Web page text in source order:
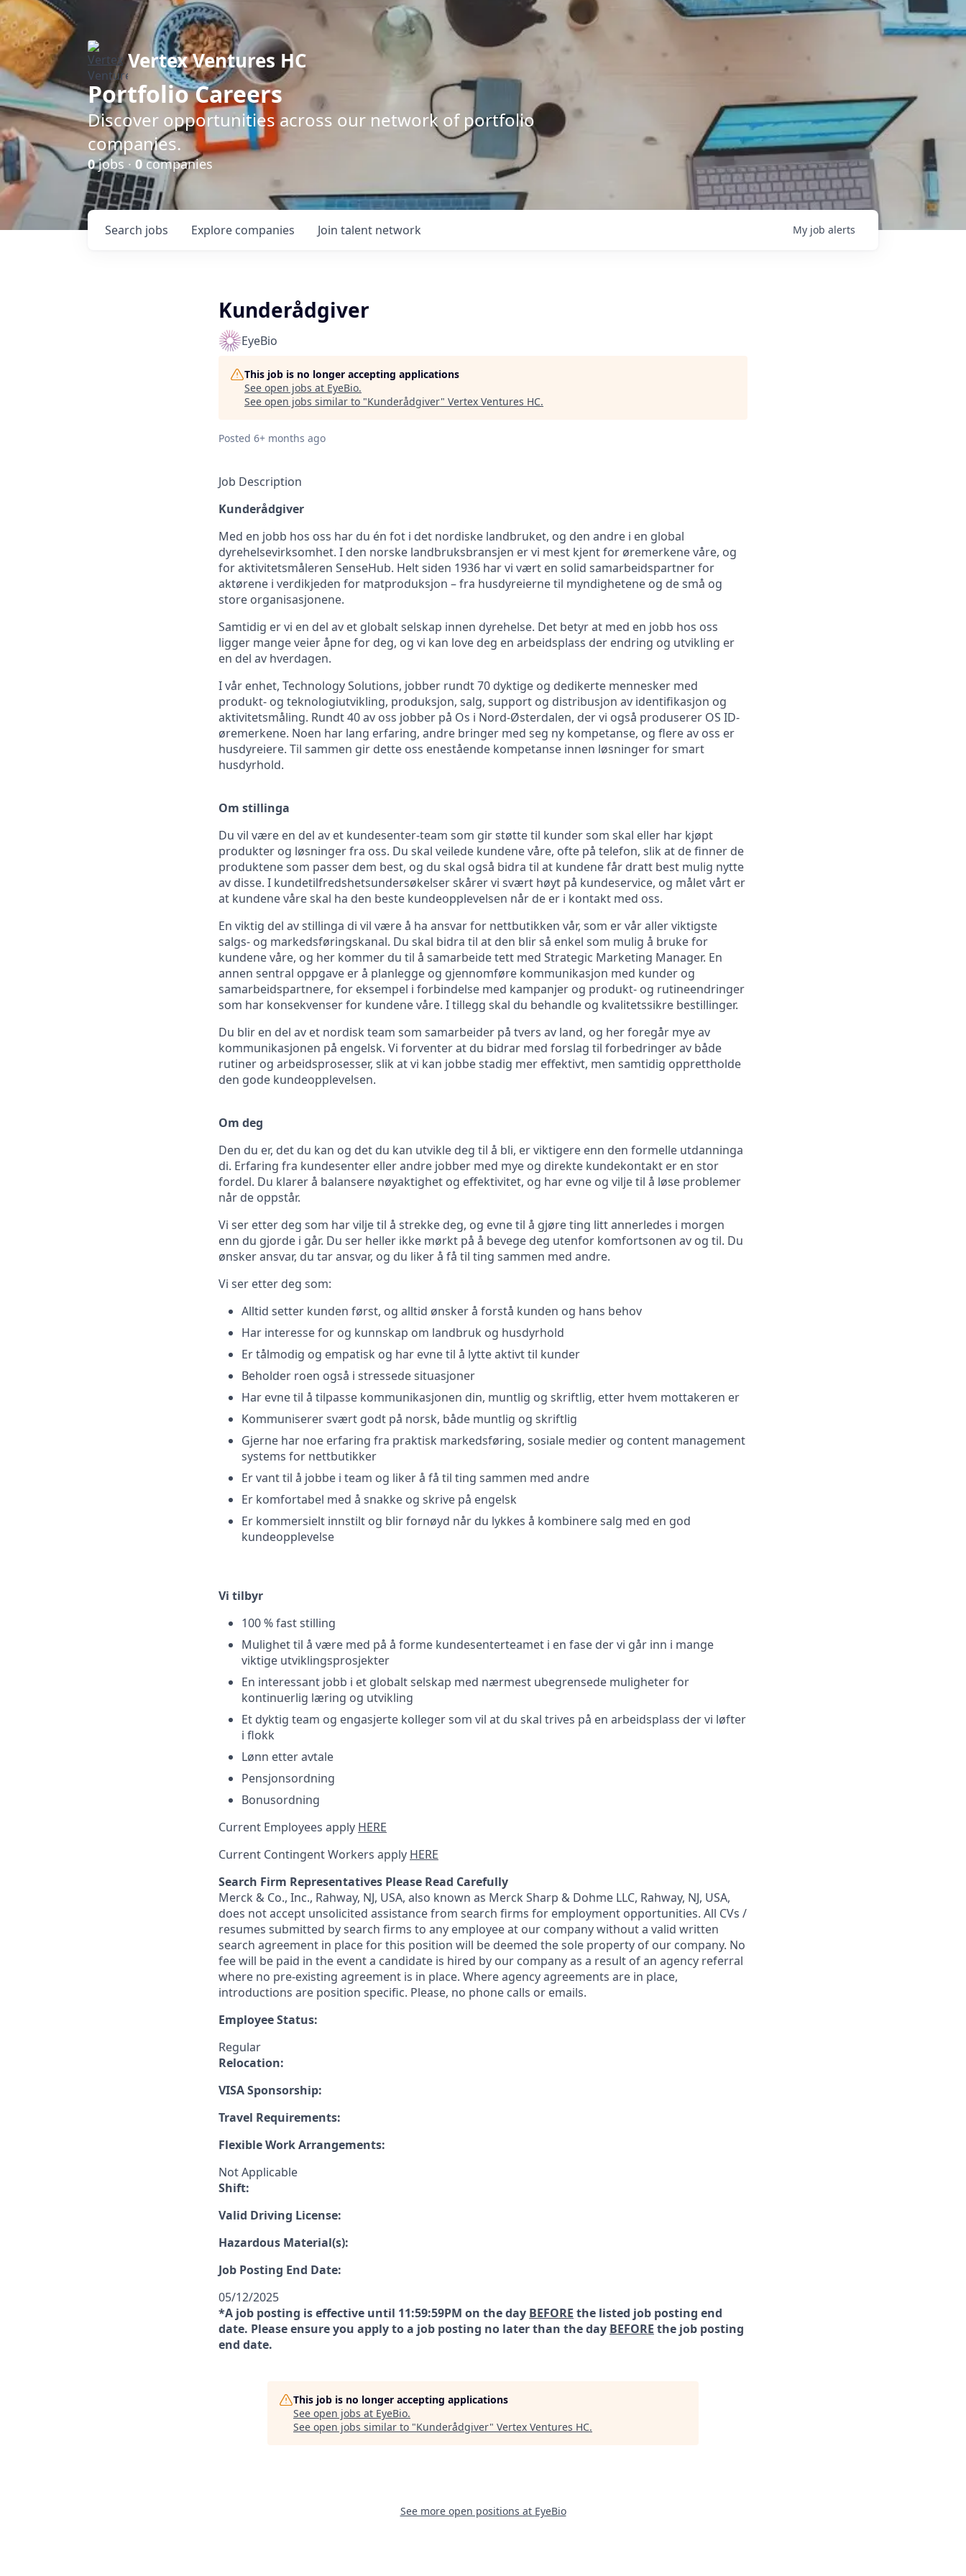
Vertex Ventures HC
Portfolio Careers
Discover opportunities across our network of portfolio
companies.
0jobs · 0companies
Search jobs Explore companies Join talent network My job alerts
Kunderådgiver
EyeBio
This job is no longer accepting applications
See open jobs at EyeBio.
See open jobs similar to "Kunderådgiver" Vertex Ventures HC.
Posted 6+ months ago
Job Description
Kunderådgiver
Med en jobb hos oss har du én fot i det nordiske landbruket, og den andre i en global
dyrehelsevirksomhet. I den norske landbruksbransjen er vi mest kjent for øremerkene våre, og
for aktivitetsmåleren SenseHub. Helt siden 1936 har vi vært en solid samarbeidspartner for
aktørene i verdikjeden for matproduksjon – fra husdyreierne til myndighetene og de små og
store organisasjonene.
Samtidig er vi en del av et globalt selskap innen dyrehelse. Det betyr at med en jobb hos oss
ligger mange veier åpne for deg, og vi kan love deg en arbeidsplass der endring og utvikling er
en del av hverdagen.
I vår enhet, Technology Solutions, jobber rundt 70 dyktige og dedikerte mennesker med
produkt- og teknologiutvikling, produksjon, salg, support og distribusjon av identifikasjon og
aktivitetsmåling. Rundt 40 av oss jobber på Os i Nord-Østerdalen, der vi også produserer OS ID-
øremerkene. Noen har lang erfaring, andre bringer med seg ny kompetanse, og flere av oss er
husdyreiere. Til sammen gir dette oss enestående kompetanse innen løsninger for smart
husdyrhold.
Om stillinga
Du vil være en del av et kundesenter-team som gir støtte til kunder som skal eller har kjøpt
produkter og løsninger fra oss. Du skal veilede kundene våre, ofte på telefon, slik at de finner de
produktene som passer dem best, og du skal også bidra til at kundene får dratt best mulig nytte
av disse. I kundetilfredshetsundersøkelser skårer vi svært høyt på kundeservice, og målet vårt er
at kundene våre skal ha den beste kundeopplevelsen når de er i kontakt med oss.
En viktig del av stillinga di vil være å ha ansvar for nettbutikken vår, som er vår aller viktigste
salgs- og markedsføringskanal. Du skal bidra til at den blir så enkel som mulig å bruke for
kundene våre, og her kommer du til å samarbeide tett med Strategic Marketing Manager. En
annen sentral oppgave er å planlegge og gjennomføre kommunikasjon med kunder og
samarbeidspartnere, for eksempel i forbindelse med kampanjer og produkt- og rutineendringer
som har konsekvenser for kundene våre. I tillegg skal du behandle og kvalitetssikre bestillinger.
Du blir en del av et nordisk team som samarbeider på tvers av land, og her foregår mye av
kommunikasjonen på engelsk. Vi forventer at du bidrar med forslag til forbedringer av både
rutiner og arbeidsprosesser, slik at vi kan jobbe stadig mer effektivt, men samtidig opprettholde
den gode kundeopplevelsen.
Om deg
Den du er, det du kan og det du kan utvikle deg til å bli, er viktigere enn den formelle utdanninga
di. Erfaring fra kundesenter eller andre jobber med mye og direkte kundekontakt er en stor
fordel. Du klarer å balansere nøyaktighet og effektivitet, og har evne og vilje til å løse problemer
når de oppstår.
Vi ser etter deg som har vilje til å strekke deg, og evne til å gjøre ting litt annerledes i morgen
enn du gjorde i går. Du ser heller ikke mørkt på å bevege deg utenfor komfortsonen av og til. Du
ønsker ansvar, du tar ansvar, og du liker å få til ting sammen med andre.
Vi ser etter deg som:
Alltid setter kunden først, og alltid ønsker å forstå kunden og hans behov
Har interesse for og kunnskap om landbruk og husdyrhold
Er tålmodig og empatisk og har evne til å lytte aktivt til kunder
Beholder roen også i stressede situasjoner
Har evne til å tilpasse kommunikasjonen din, muntlig og skriftlig, etter hvem mottakeren er
Kommuniserer svært godt på norsk, både muntlig og skriftlig
Gjerne har noe erfaring fra praktisk markedsføring, sosiale medier og content management
systems for nettbutikker
Er vant til å jobbe i team og liker å få til ting sammen med andre
Er komfortabel med å snakke og skrive på engelsk
Er kommersielt innstilt og blir fornøyd når du lykkes å kombinere salg med en god
kundeopplevelse
Vi tilbyr
100 % fast stilling
Mulighet til å være med på å forme kundesenterteamet i en fase der vi går inn i mange
viktige utviklingsprosjekter
En interessant jobb i et globalt selskap med nærmest ubegrensede muligheter for
kontinuerlig læring og utvikling
Et dyktig team og engasjerte kolleger som vil at du skal trives på en arbeidsplass der vi løfter
i flokk
Lønn etter avtale
Pensjonsordning
Bonusordning
Current Employees apply HERE
Current Contingent Workers apply HERE
Search Firm Representatives Please Read Carefully
Merck & Co., Inc., Rahway, NJ, USA, also known as Merck Sharp & Dohme LLC, Rahway, NJ, USA,
does not accept unsolicited assistance from search firms for employment opportunities. All CVs /
resumes submitted by search firms to any employee at our company without a valid written
search agreement in place for this position will be deemed the sole property of our company. No
fee will be paid in the event a candidate is hired by our company as a result of an agency referral
where no pre-existing agreement is in place. Where agency agreements are in place,
introductions are position specific. Please, no phone calls or emails.
Employee Status:
Regular
Relocation:
VISA Sponsorship:
Travel Requirements:
Flexible Work Arrangements:
Not Applicable
Shift:
Valid Driving License:
Hazardous Material(s):
Job Posting End Date:
05/12/2025
*A job posting is effective until 11:59:59PM on the day BEFORE the listed job posting end
date. Please ensure you apply to a job posting no later than the day BEFORE the job posting
end date.
This job is no longer accepting applications
See open jobs at EyeBio.
See open jobs similar to "Kunderådgiver" Vertex Ventures HC.
See more open positions at EyeBio